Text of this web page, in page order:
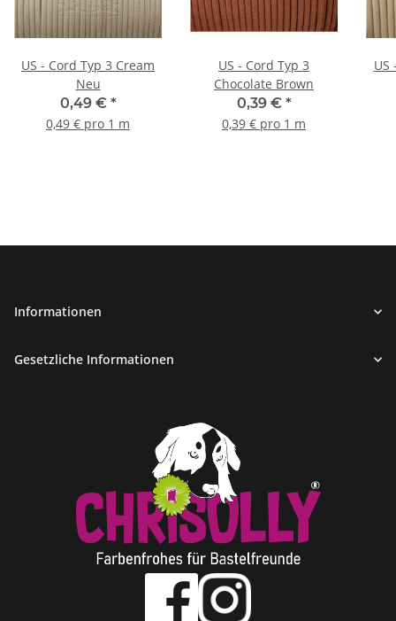
US - Cord Typ 3 Cream
Neu
0,49 € *
0,49 € pro 1 m
US - Cord Typ 3
Chocolate Brown
0,39 € *
0,39 € pro 1 m
Informationen
Gesetzliche Informationen